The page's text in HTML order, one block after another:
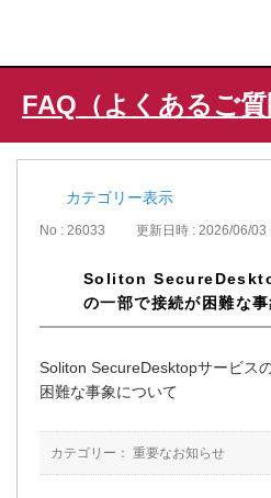
FAQ（よくあるご質
カテゴリー表示
No : 26033 更新日時 : 2026/06/03
Soliton
の一部で接続が困難な
Soliton SecureDesktopサービス
困難な事象について
カテゴリー： 重要なお知らせ